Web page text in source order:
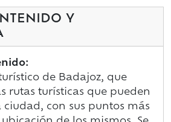
Y
de Badajoz, que
rutas turísticas que pueden
ciudad, con sus puntos más